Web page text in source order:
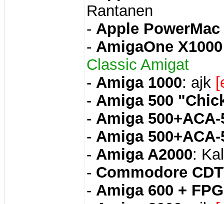
Rantanen
- Apple
- AmigaOne
Classic Amigat
- Amiga 1000: ajk
- Amiga 500
- Amiga
- Amiga
- Amiga A2000:
- Commodore
- Amiga 600 +